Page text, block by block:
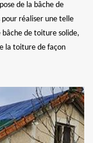
de la bâche de
réaliser une telle
de toiture solide,
la toiture de façon